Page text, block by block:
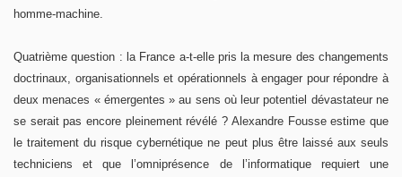
homme-machine.
Quatrième question : la France a-t-elle pris la mesure des changements
doctrinaux, organisationnels et opérationnels à engager pour répondre à
deux menaces « émergentes » au sens où leur potentiel dévastateur ne
se serait pas encore pleinement révélé ? Alexandre Fousse estime que
le traitement du risque cybernétique ne peut plus être laissé aux seuls
techniciens et que l’omniprésence de l’informatique requiert une